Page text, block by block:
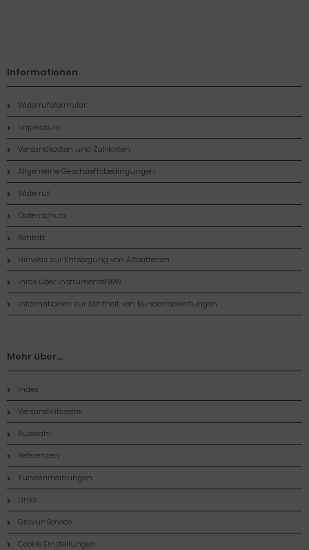
Informationen
Widerrufsformular
Impressum
Versandkosten und Zahlarten
Allgemeine Geschaeftsbedingungen
Widerruf
Datenschutz
Kontakt
Hinweis zur Entsorgung von Altbatterien
Infos über InstrumenteNRW
Informationen zur Echtheit von Kundenbewertungen
Mehr über...
Index
Versandinfoseite
Auswahl
Referenzen
Kundenmeinungen
Links
Gravur-Service
Cookie Einstellungen